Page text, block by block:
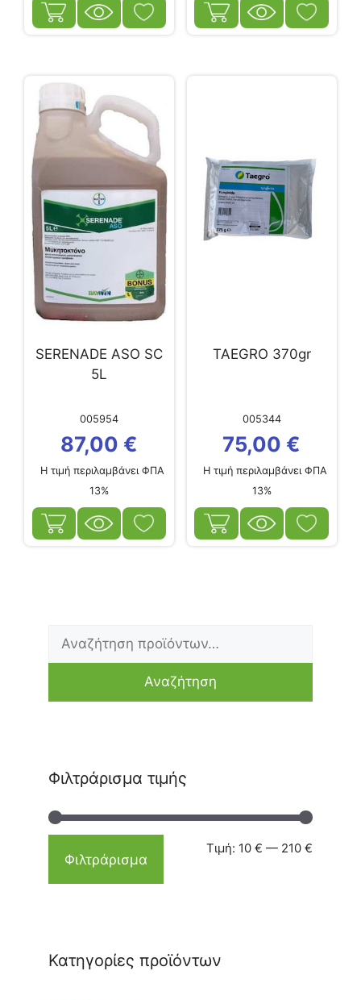
SERENADE ASO SC
5L
005954
87,00 €
Η τιμή περιλαμβάνει ΦΠΑ
13%
TAEGRO 370gr
005344
75,00 €
Η τιμή περιλαμβάνει ΦΠΑ
13%
Αναζήτηση
Φιλτράρισμα τιμής
Φιλτράρισμα
Τιμή: 10 € — 210 €
Κατηγορίες προϊόντων